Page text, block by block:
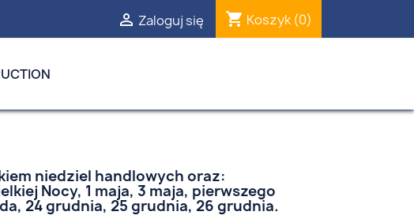
 Zaloguj się shopping_cart Koszyk (0)
niedziel handlowych oraz:
Nocy, 1 maja, 3 maja, pierwszego
24 grudnia, 25 grudnia, 26 grudnia.